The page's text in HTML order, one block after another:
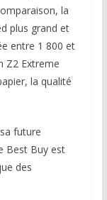
la
plus grand et
entre 1 800 et
Z2 Extreme
la qualité
future
Best Buy est
des